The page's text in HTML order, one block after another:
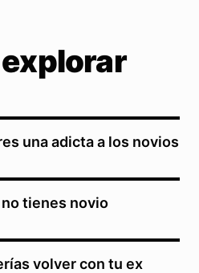
una adicta a los novios
tienes novio
volver con tu ex